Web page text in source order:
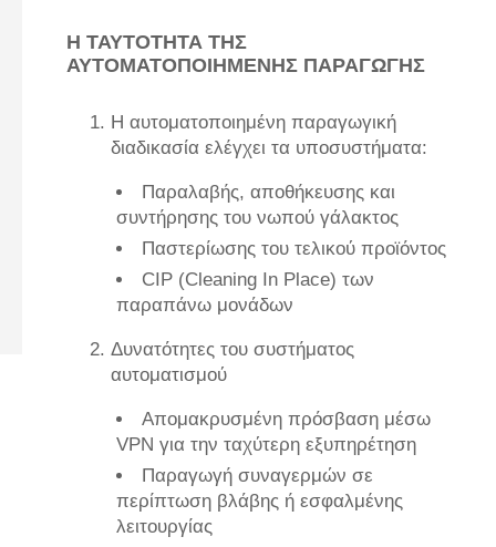
Η ΤΑΥΤΟΤΗΤΑ ΤΗΣ
ΑΥΤΟΜΑΤΟΠΟΙΗΜΕΝΗΣ ΠΑΡΑΓΩΓΗΣ
Η αυτοματοποιημένη παραγωγική
διαδικασία ελέγχει τα υποσυστήματα:
Παραλαβής, αποθήκευσης και
συντήρησης του νωπού γάλακτος
Παστερίωσης του τελικού προϊόντος
CIP (Cleaning In Place) των
παραπάνω μονάδων
Δυνατότητες του συστήματος
αυτοματισμού
Απομακρυσμένη πρόσβαση μέσω
VPN για την ταχύτερη εξυπηρέτηση
Παραγωγή συναγερμών σε
περίπτωση βλάβης ή εσφαλμένης
λειτουργίας